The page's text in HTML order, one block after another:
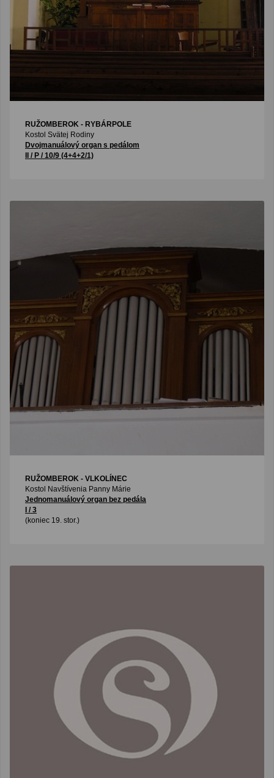
RUŽOMBEROK - RYBÁRPOLE
Kostol Svätej Rodiny
Dvojmanuálový organ s pedálom
II / P / 10/9 (4+4+2/1)
RUŽOMBEROK - VLKOLÍNEC
Kostol Navštívenia Panny Márie
Jednomanuálový organ bez pedála
I / 3
(koniec 19. stor.)